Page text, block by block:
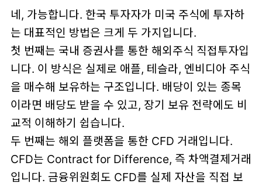
네, 가능합니다. 한국 투자자가 미국 주식에 투자하
는 대표적인 방법은 크게 두 가지입니다.
첫 번째는 국내 증권사를 통한 해외주식 직접투자입
니다. 이 방식은 실제로 애플, 테슬라, 엔비디아 주식
을 매수해 보유하는 구조입니다. 배당이 있는 종목
이라면 배당도 받을 수 있고, 장기 보유 전략에도 비
교적 이해하기 쉽습니다.
두 번째는 해외 플랫폼을 통한 CFD 거래입니다.
CFD는 Contract for Difference, 즉 차액결제거래
입니다. 금융위원회도 CFD를 실제 자산을 직접 보